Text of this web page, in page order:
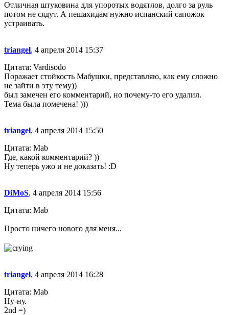
Отличная штуковина для упоротых водятлов, долго за руль
потом не сядут. А пешахидам нужно испанский сапожок
устраивать.
triangel, 4 апреля 2014 15:37
Цитата: Vardisodo
Поражает стойкость Мабушки, представляю, как ему сложно
не зайти в эту тему))
был замечен его комментарий, но почему-то его удалил.
Тема была помечена! )))
triangel, 4 апреля 2014 15:50
Цитата: Mab
Где, какой комментарий? ))
Ну теперь ужо и не доказать! :D
DiMoS, 4 апреля 2014 15:56
Цитата: Mab
Просто ничего нового для меня...
triangel, 4 апреля 2014 16:28
Цитата: Mab
Ну-ну.
2nd =)